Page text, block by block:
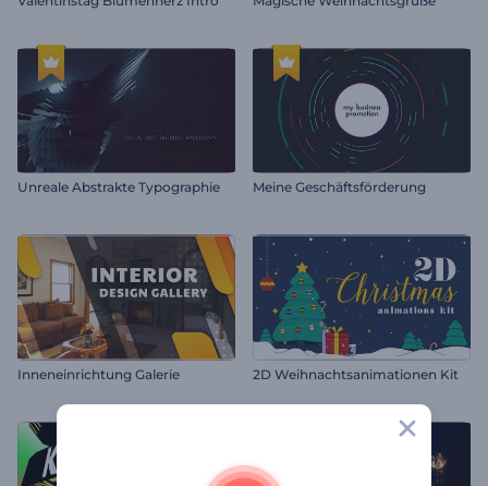
Unreale Abstrakte Typographie Meine Geschäftsförderung
Inneneinrichtung Galerie 2D Weihnachtsanimationen Kit